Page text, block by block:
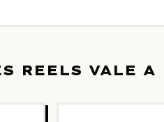
REELS VALE A